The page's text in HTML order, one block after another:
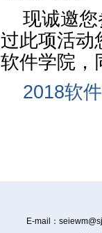
现诚邀您
过此项活动
软件学院
2018软
E-mail：